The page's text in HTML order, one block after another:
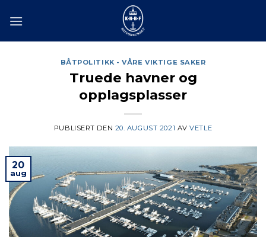
BÅTPOLITIKK - VÅRE VIKTIGE SAKER
Truede havner og
opplagsplasser
PUBLISERT DEN 20. AUGUST 2021 AVVETLE
20
aug